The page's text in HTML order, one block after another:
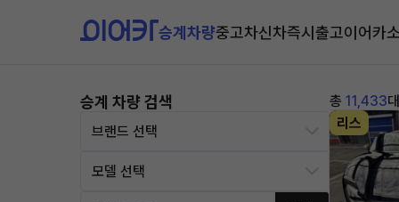
승계차량중고차신차즉시출고이어카
승계 차량 검색 총 11,433대
리스